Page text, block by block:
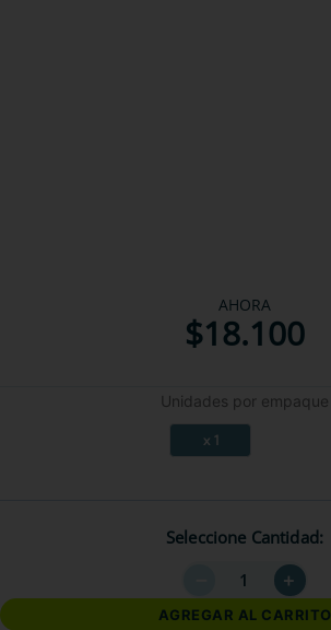
AHORA
$18.100
Unidades por empaque
x 1
Seleccione Cantidad
＋
AGREGAR AL CARRITO